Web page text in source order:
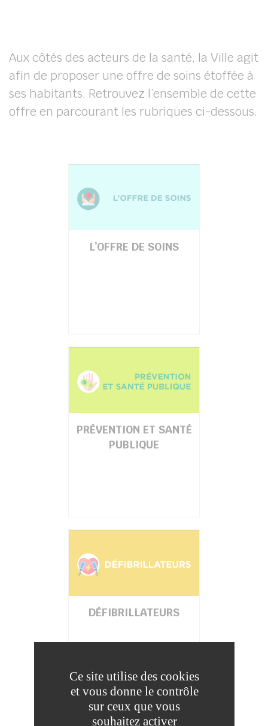
Aux côtés des acteurs de la santé, la Ville agit
afin de proposer une offre de soins étoffée à
ses habitants. Retrouvez l’ensemble de cette
offre en parcourant les rubriques ci-dessous.
L’OFFRE DE SOINS
PRÉVENTION ET SANTÉ
PUBLIQUE
DÉFIBRILLATEURS
Ce site utilise des cookies
et vous donne le contrôle
sur ceux que vous
souhaitez activer